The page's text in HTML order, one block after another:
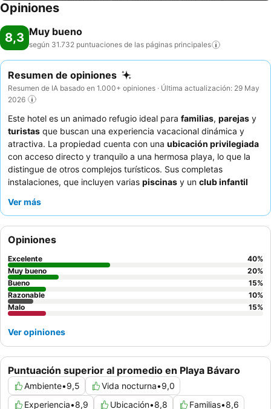
Opiniones
8,3 Muy bueno
según 31.732 puntuaciones de las páginas principales
Resumen de opiniones
Resumen de IA basado en 1.000+ opiniones · Última actualización: 29 May
2026
Este hotel es un animado refugio ideal para familias, parejas y
turistas que buscan una experiencia vacacional dinámica y
atractiva. La propiedad cuenta con una ubicación privilegiada
con acceso directo y tranquilo a una hermosa playa, lo que la
distingue de otros complejos turísticos. Sus completas
instalaciones, que incluyen varias piscinas y un club infantil
actividades. Los huéspedes elogian constantemente la
comida y bebida
restaurantes a la carta Grill y japonés. Para una experiencia
superior, considere la
para acceder de forma
exclusiva a piscinas y bares adicionales, así como a una
selección más amplia de licores de marca.
Ver más
Puntuación superior al promedio en Playa Bávaro
Ambiente•9,5 Vida nocturna•9,0
Experiencia•8,9 Ubicación•8,8 Familias•8,6
Opiniones
Excelente 40%
Muy bueno
20%
Bueno
15%
Razonable
10%
Malo
15%
Ver opiniones